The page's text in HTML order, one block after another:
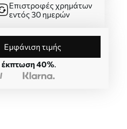
Επιστροφές χρημάτων
εντός 30 ημερών
Εμφάνιση τιμής
έκπτωση 40%.